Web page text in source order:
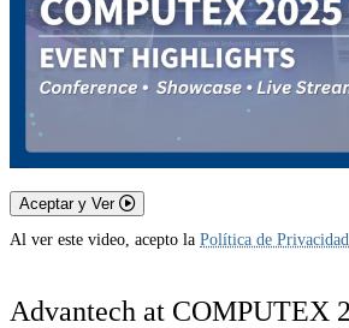
Aceptar y Ver
Al ver este video, acepto la Política de Privacidad
Advantech at COMPUTEX